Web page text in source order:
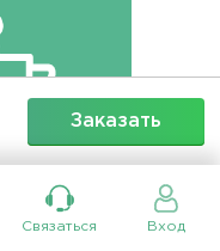
Связаться Вход
62 500 мл.
Заказать